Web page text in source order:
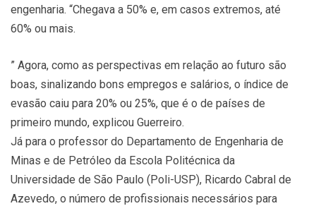
engenharia. “Chegava a 50% e, em casos extremos, até
60% ou mais.
” Agora, como as perspectivas em relação ao futuro são
boas, sinalizando bons empregos e salários, o índice de
evasão caiu para 20% ou 25%, que é o de países de
primeiro mundo, explicou Guerreiro.
Já para o professor do Departamento de Engenharia de
Minas e de Petróleo da Escola Politécnica da
Universidade de São Paulo (Poli-USP), Ricardo Cabral de
Azevedo, o número de profissionais necessários para